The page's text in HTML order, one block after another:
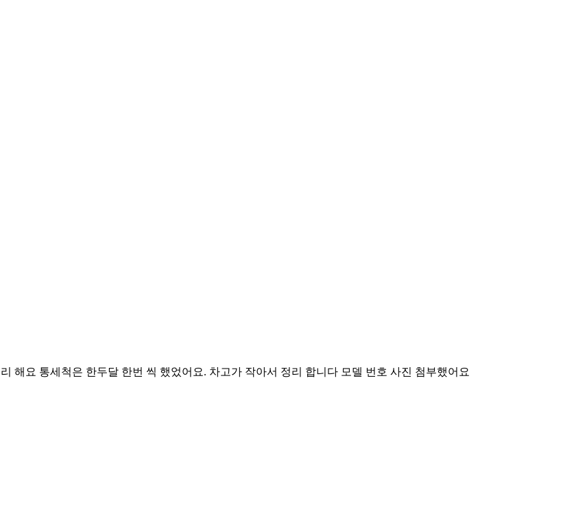
해요 통세척은 한두달 한번 씩 했었어요. 차고가 작아서 정리 합니다 모델 번호 사진 첨부했어요